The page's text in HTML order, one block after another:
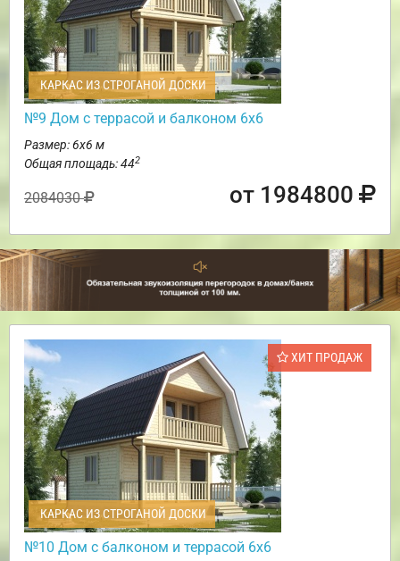
КАРКАС ИЗ СТРОГАНОЙ ДОСКИ
№9 Дом с террасой и балконом 6х6
Размер: 6х6 м
Общая площадь: 442
2084030 от 1984800
ХИТ ПРОДАЖ
КАРКАС ИЗ СТРОГАНОЙ ДОСКИ
№10 Дом с балконом и террасой 6х6